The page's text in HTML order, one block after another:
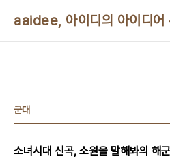
aaidee, 아이디의 아이디어
군대